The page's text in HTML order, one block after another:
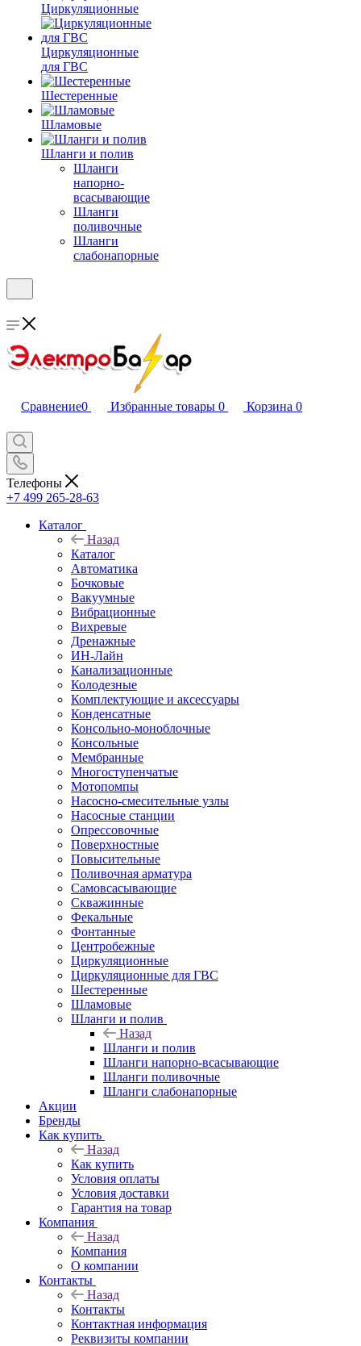
Циркуляционные
Циркуляционные
для ГВС
Шестеренные
Шламовые
Шланги и полив
Шланги
напорно-
всасывающие
Шланги
поливочные
Шланги
слабонапорные
Сравнение0 Избранные товары 0 Корзина 0
Телефоны
+7 499 265-28-63
Каталог
Назад
Каталог
Автоматика
Бочковые
Вакуумные
Вибрационные
Вихревые
Дренажные
ИН-Лайн
Канализационные
Колодезные
Комплектующие и аксессуары
Конденсатные
Консольно-моноблочные
Консольные
Мембранные
Многоступенчатые
Мотопомпы
Насосно-смесительные узлы
Насосные станции
Опрессовочные
Поверхностные
Повысительные
Поливочная арматура
Самовсасывающие
Скважинные
Фекальные
Фонтанные
Центробежные
Циркуляционные
Циркуляционные для ГВС
Шестеренные
Шламовые
Шланги и полив
Назад
Шланги и полив
Шланги напорно-всасывающие
Шланги поливочные
Шланги слабонапорные
Акции
Бренды
Как купить
Назад
Как купить
Условия оплаты
Условия доставки
Гарантия на товар
Компания
Назад
Компания
О компании
Контакты
Назад
Контакты
Контактная информация
Реквизиты компании